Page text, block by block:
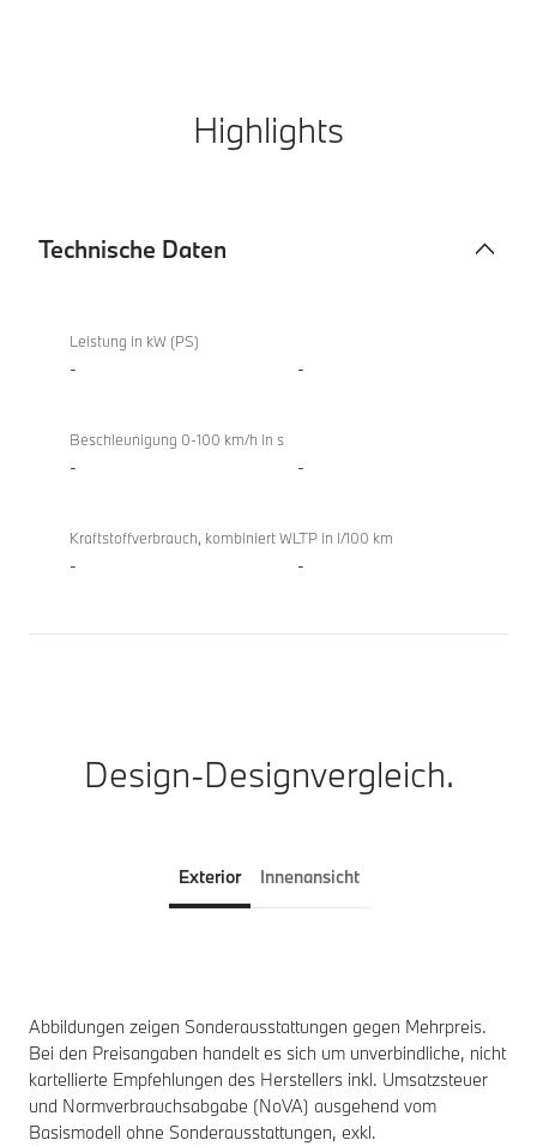
Highlights
Technische Daten
Daten
xDrive
Gran
Leistung in kW (PS)
- -
Beschleunigung 0-100 km/h in s
- -
Kraftstoffverbrauch, kombiniert WLTP in l/100 km
- -
Design-Designvergleich.
Exterior Innenansicht
Abbildungen zeigen Sonderausstattungen gegen Mehrpreis.
Bei den Preisangaben handelt es sich um unverbindliche, nicht
kartellierte Empfehlungen des Herstellers inkl. Umsatzsteuer
und Normverbrauchsabgabe (NoVA) ausgehend vom
Basismodell ohne Sonderausstattungen, exkl.